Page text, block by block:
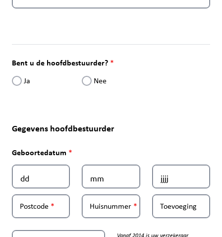
Bent u de hoofdbestuurder?
Ja Nee
Gegevens hoofdbestuurder
Geboortedatum
Postcode Huisnummer Toevoeging
Vanaf 2014 is uw verzekeraar